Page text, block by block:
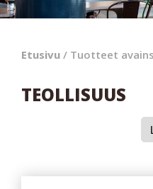
Etusivu / Tuotteet
TEOLLISUUS